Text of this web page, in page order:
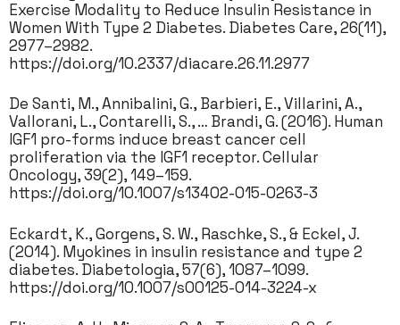
Exercise Modality to Reduce Insulin Resistance in
Women With Type 2 Diabetes. Diabetes Care, 26(11),
2977–2982.
https://doi.org/10.2337/diacare.26.11.2977
De Santi, M., Annibalini, G., Barbieri, E., Villarini, A.,
Vallorani, L., Contarelli, S., … Brandi, G. (2016). Human
IGF1 pro-forms induce breast cancer cell
proliferation via the IGF1 receptor. Cellular
Oncology, 39(2), 149–159.
https://doi.org/10.1007/s13402-015-0263-3
Eckardt, K., Gorgens, S. W., Raschke, S., & Eckel, J.
(2014). Myokines in insulin resistance and type 2
diabetes. Diabetologia, 57(6), 1087–1099.
https://doi.org/10.1007/s00125-014-3224-x